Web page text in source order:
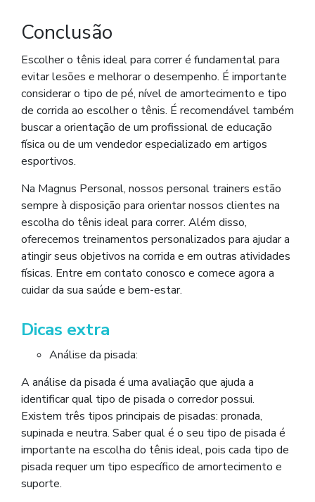
Conclusão
Escolher o tênis ideal para correr é fundamental para
evitar lesões e melhorar o desempenho. É importante
considerar o tipo de pé, nível de amortecimento e tipo
de corrida ao escolher o tênis. É recomendável também
buscar a orientação de um profissional de educação
física ou de um vendedor especializado em artigos
esportivos.
Na Magnus Personal, nossos personal trainers estão
sempre à disposição para orientar nossos clientes na
escolha do tênis ideal para correr. Além disso,
oferecemos treinamentos personalizados para ajudar a
atingir seus objetivos na corrida e em outras atividades
físicas. Entre em contato conosco e comece agora a
cuidar da sua saúde e bem-estar.
Dicas extra
Análise da pisada:
A análise da pisada é uma avaliação que ajuda a
identificar qual tipo de pisada o corredor possui.
Existem três tipos principais de pisadas: pronada,
supinada e neutra. Saber qual é o seu tipo de pisada é
importante na escolha do tênis ideal, pois cada tipo de
pisada requer um tipo específico de amortecimento e
suporte.